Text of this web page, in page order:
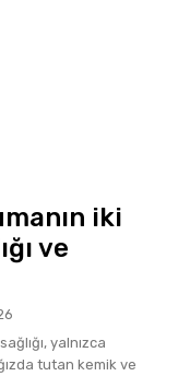
iki
ve
yalnızca
tutan kemik ve